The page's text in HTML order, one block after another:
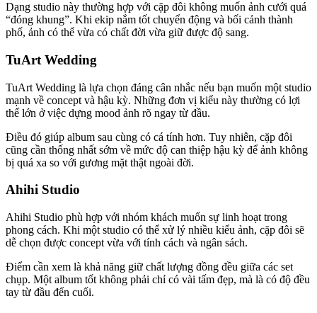
Dạng studio này thường hợp với cặp đôi không muốn ảnh cưới quá
“đóng khung”. Khi ekip nắm tốt chuyển động và bối cảnh thành
phố, ảnh có thể vừa có chất đời vừa giữ được độ sang.
TuArt Wedding
TuArt Wedding là lựa chọn đáng cân nhắc nếu bạn muốn một studio
mạnh về concept và hậu kỳ. Những đơn vị kiểu này thường có lợi
thế lớn ở việc dựng mood ảnh rõ ngay từ đầu.
Điều đó giúp album sau cùng có cá tính hơn. Tuy nhiên, cặp đôi
cũng cần thống nhất sớm về mức độ can thiệp hậu kỳ để ảnh không
bị quá xa so với gương mặt thật ngoài đời.
Ahihi Studio
Ahihi Studio phù hợp với nhóm khách muốn sự linh hoạt trong
phong cách. Khi một studio có thể xử lý nhiều kiểu ảnh, cặp đôi sẽ
dễ chọn được concept vừa với tính cách và ngân sách.
Điểm cần xem là khả năng giữ chất lượng đồng đều giữa các set
chụp. Một album tốt không phải chỉ có vài tấm đẹp, mà là có độ đều
tay từ đầu đến cuối.